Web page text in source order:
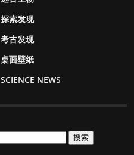
探索发现
考古发现
桌面壁纸
SCIENCE NEWS